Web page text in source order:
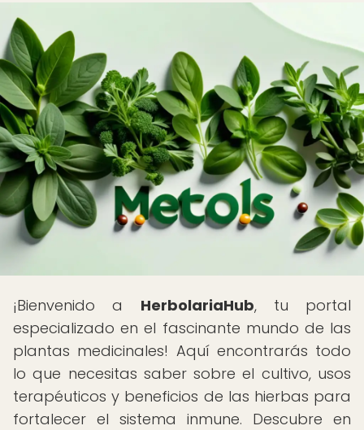
¡Bienvenido a HerbolariaHub, tu portal
especializado en el fascinante mundo de las
plantas medicinales! Aquí encontrarás todo
lo que necesitas saber sobre el cultivo, usos
terapéuticos y beneficios de las hierbas para
fortalecer el sistema inmune. Descubre en